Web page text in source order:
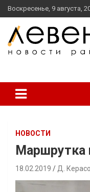
перейти
к
содержанию
Воскресенье, 9 августа,
НОВОСТИ
Маршрутка
18.02.2019 Д.